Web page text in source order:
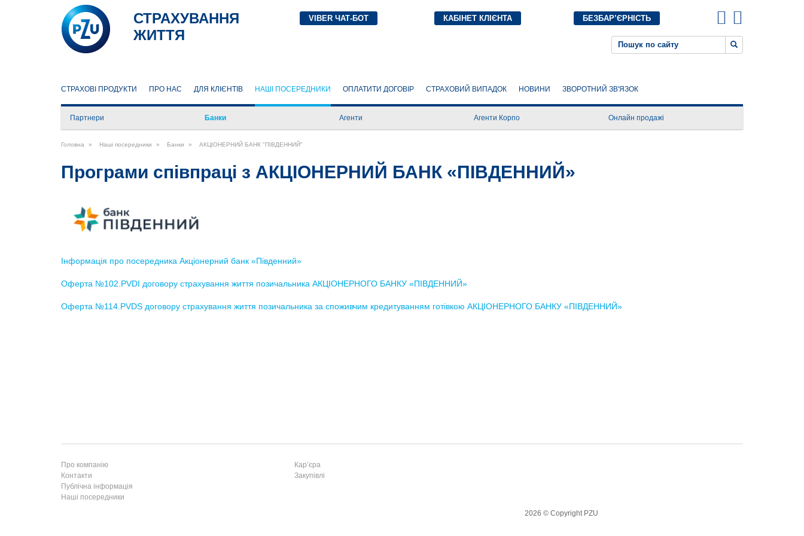
СТРАХУВАННЯ
ЖИТТЯ
VIBER ЧАТ-БОТ КАБІНЕТ КЛІЄНТА БЕЗБАР’ЄРНІСТЬ
СТРАХОВІ ПРОДУКТИ ПРО НАС ДЛЯ КЛІЄНТІВ НАШІ ПОСЕРЕДНИКИ (CURRENT)
ОПЛАТИТИ ДОГОВІР СТРАХОВИЙ ВИПАДОК НОВИНИ ЗВОРОТНИЙ ЗВ'ЯЗОК
Партнери
ПП «МАЙБУТНЄ ЖИТТЯ –
ТОВ «БЕСТ ЛАЙФ – УКРАЇНА»
Банки Агенти Агенти Корпо Онлайн продажі
Головна Наші посередники Банки АКЦІОНЕРНИЙ БАНК "ПІВДЕННИЙ"
Програми співпраці з АКЦІОНЕРНИЙ БАНК «ПІВДЕННИЙ»
Інформація про посередника Акціонерний банк «Південний»
Оферта №102.PVDI договору страхування життя позичальника АКЦІОНЕРНОГО БАНКУ «ПІВДЕННИЙ»
Оферта №114.PVDS договору страхування життя позичальника за споживчим кредитуванням готівкою АКЦІОНЕРНОГО БАНКУ «ПІВДЕННИЙ»
Про компанію
Контакти
Публічна інформація
Наші посередники
Кар’єра
Закупівлі
2026 © Copyright PZU